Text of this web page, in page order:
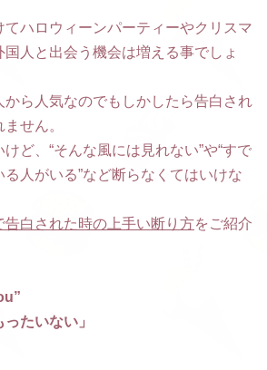
てハロウィーンパーティーやクリスマ
人と出会う機会は増える事でしょ
から人気なのでもしかしたら告白され
せん。
ど、“そんな風には見れない”や“すで
人がいる”など断らなくてはいけな
告白された時の上手い断り方をご紹介
たいない」